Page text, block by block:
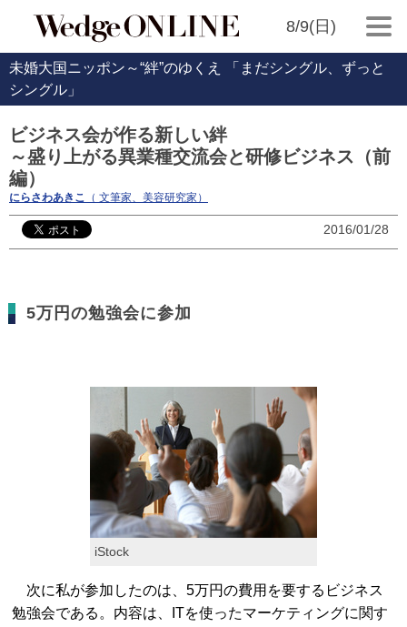
8/9(日)
未婚大国ニッポン～“絆”のゆくえ 「まだシングル、ずっと
シングル」
ビジネス会が作る新しい絆
～盛り上がる異業種交流会と研修ビジネス（前
編）
にらさわあきこ （ 文筆家、美容研究家）
2016/01/28
5万円の勉強会に参加
iStock
次に私が参加したのは、5万円の費用を要するビジネス
勉強会である。内容は、ITを使ったマーケティングに関す